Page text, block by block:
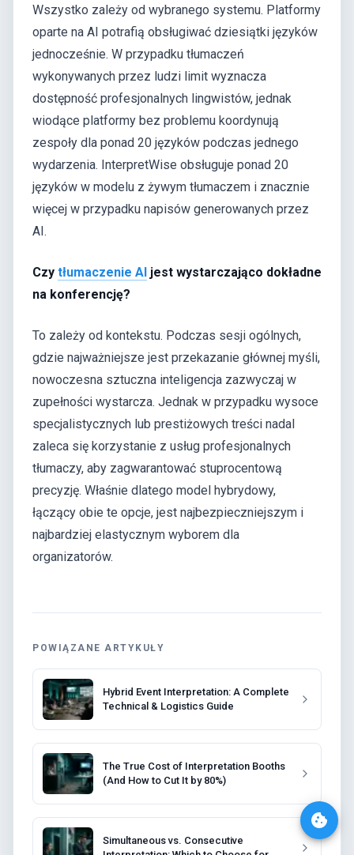
Wszystko zależy od wybranego systemu. Platformy
oparte na AI potrafią obsługiwać dziesiątki języków
jednocześnie. W przypadku tłumaczeń
wykonywanych przez ludzi limit wyznacza
dostępność profesjonalnych lingwistów, jednak
wiodące platformy bez problemu koordynują
zespoły dla ponad 20 języków podczas jednego
wydarzenia. InterpretWise obsługuje ponad 20
języków w modelu z żywym tłumaczem i znacznie
więcej w przypadku napisów generowanych przez
AI.
Czy tłumaczenie AI jest wystarczająco dokładne
na konferencję?
To zależy od kontekstu. Podczas sesji ogólnych,
gdzie najważniejsze jest przekazanie głównej myśli,
nowoczesna sztuczna inteligencja zazwyczaj w
zupełności wystarcza. Jednak w przypadku wysoce
specjalistycznych lub prestiżowych treści nadal
zaleca się korzystanie z usług profesjonalnych
tłumaczy, aby zagwarantować stuprocentową
precyzję. Właśnie dlatego model hybrydowy,
łączący obie te opcje, jest najbezpieczniejszym i
najbardziej elastycznym wyborem dla
organizatorów.
POWIĄZANE ARTYKUŁY
Hybrid Event Interpretation: A Complete
Technical & Logistics Guide
The True Cost of Interpretation Booths
(And How to Cut It by 80%)
Simultaneous vs. Consecutive